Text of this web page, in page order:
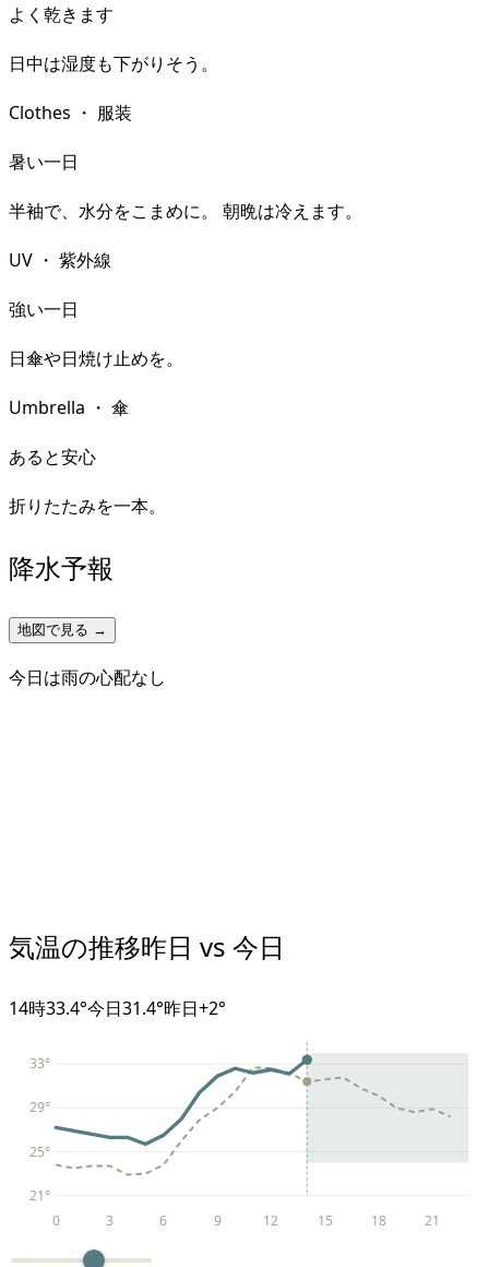
よく乾きます
日中は湿度も下がりそう。
Clothes ・ 服装
暑い一日
半袖で、水分をこまめに。 朝晩は冷えます。
UV ・ 紫外線
強い一日
日傘や日焼け止めを。
Umbrella ・ 傘
あると安心
折りたたみを一本。
降水予報
地図で見る →
今日は雨の心配なし
気温の推移昨日 vs 今日
14時33.4°今日31.4°昨日+2°
21°
25°
29°
33°
0 3 6 9 12 15 18 21